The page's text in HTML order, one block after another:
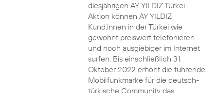
diesjährigen AY YILDIZ Türkei-
Aktion können AY YILDIZ
Kund:innen in der Türkei wie
gewohnt preiswert telefonieren
und noch ausgiebiger im Internet
surfen. Bis einschließlich 31.
Oktober 2022 erhöht die führende
Mobilfunkmarke für die deutsch-
türkische Community das